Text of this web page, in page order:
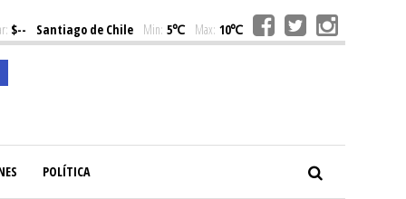
$-- Santiago de Chile Min: 5℃ Max: 10℃
POLÍTICA